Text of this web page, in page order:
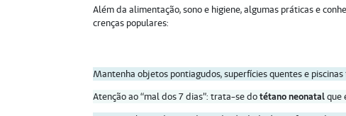
Além da alimentação, sono e higiene, algumas práticas e
crenças populares:
Mantenha objetos pontiagudos, superfícies quentes e piscinas
Atenção ao “mal dos 7 dias”: trata-se dotétano neonatalque